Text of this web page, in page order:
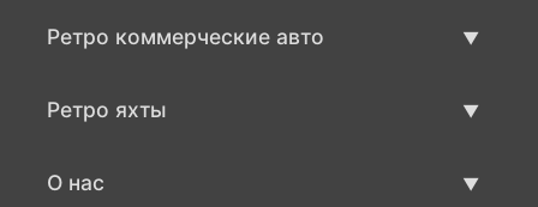
Ретро коммерческие авто
Ретро яхты
О нас